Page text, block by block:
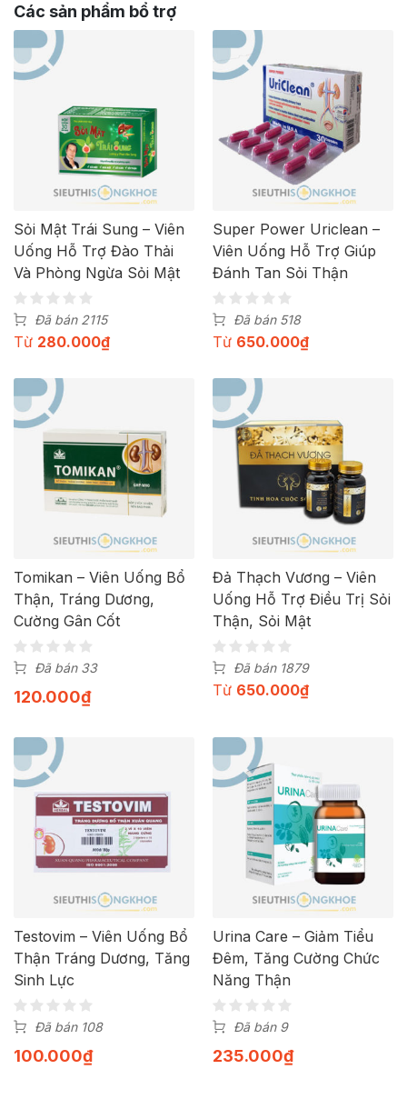
Các sản phẩm bổ trợ
Sỏi Mật Trái Sung – Viên
Uống Hỗ Trợ Đào Thải
Và Phòng Ngừa Sỏi Mật
Đã bán 2115
Từ 280.000₫
Super Power Uriclean –
Viên Uống Hỗ Trợ Giúp
Đánh Tan Sỏi Thận
Đã bán 518
Từ 650.000₫
Tomikan – Viên Uống Bổ
Thận, Tráng Dương,
Cường Gân Cốt
Đã bán 33
120.000₫
Đả Thạch Vương – Viên
Uống Hỗ Trợ Điều Trị Sỏi
Thận, Sỏi Mật
Đã bán 1879
Từ 650.000₫
Testovim – Viên Uống Bổ
Thận Tráng Dương, Tăng
Sinh Lực
Đã bán 108
100.000₫
Urina Care – Giảm Tiểu
Đêm, Tăng Cường Chức
Năng Thận
Đã bán 9
235.000₫